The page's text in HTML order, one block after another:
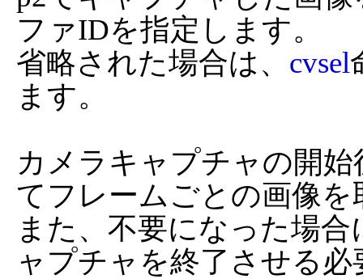
ファIDを指定します。
省略された場合は、 cvsel
ます。
カメラキャプチャの開始
てフレームごとの画像
また、不要になった場合
ャプチャを終了させる